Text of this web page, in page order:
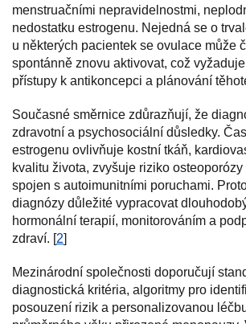
menstruačními nepravidelnostmi,
nedostatku estrogenu. Nejedná se o
u některých pacientek se ovulace může
spontánně znovu aktivovat, což
přístupy k antikoncepci a plánování
Současné směrnice zdůrazňují, že
zdravotní a psychosociální důsledky.
estrogenu ovlivňuje kostní tkáň,
kvalitu života, zvyšuje riziko osteoporózy
spojen s autoimunitními poruchami.
diagnózy důležité vypracovat
hormonální terapií, monitorováním a
zdraví. [2]
Mezinárodní společnosti doporučují
diagnostická kritéria, algoritmy pro
posouzení rizik a personalizovanou